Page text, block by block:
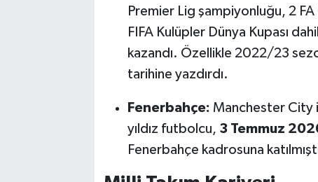
Premier Lig şampiyonluğu, 2 FA
FIFA Kulüpler Dünya Kupası
kazandı. Özellikle 2022/23
tarihine yazdırdı.
Fenerbahçe: Manchester City
yıldız futbolcu, 3 Temmuz
Fenerbahçe kadrosuna